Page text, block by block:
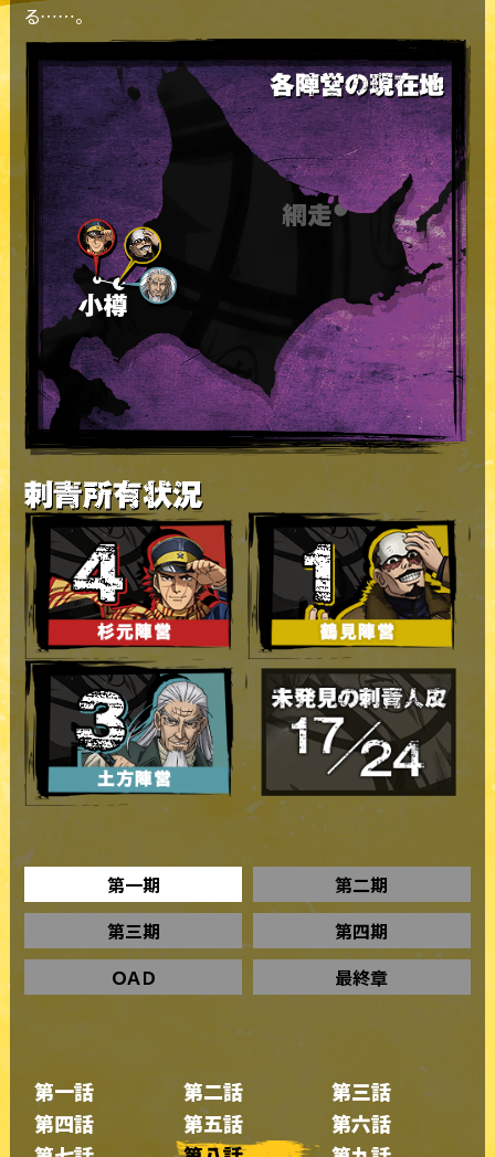
る……。
第一期
第二期
第三期
第四期
ＯＡＤ
最終章
第一話 第二話
第三話
第四話
第五話
第六話